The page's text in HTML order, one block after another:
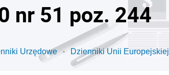
nr 51 poz. 244
Urzędowe Dzienniki Unii Europejskiej